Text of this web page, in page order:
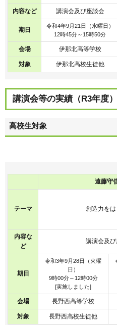
内容など 講演会及び座談会
期日
令和4年9月21日（水曜日）
12時45分～15時50分
会場 伊那北高等学校
対象 伊那北高校生徒他
講演会等の実績（R3年度）
高校生対象
遠藤守
テーマ 創造力を
内容な
ど
講演会及
期日
令和3年9月28日（火曜
日）
9時00分～12時00分
[実施しました]
会場 長野西高等学校
対象 長野西高校生徒他